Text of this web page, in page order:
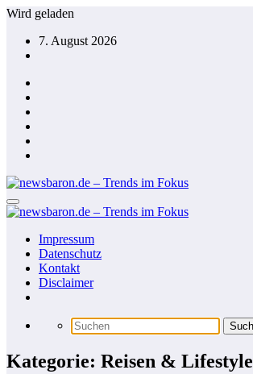
Zum
springen
Wird geladen
7. August 2026
Impressum
Datenschutz
Kontakt
Disclaimer
Kategorie: Reisen & Lifestyle